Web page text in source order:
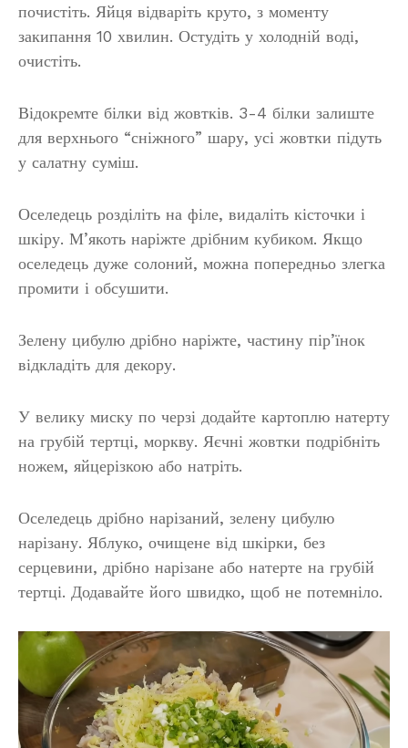
почистіть. Яйця відваріть круто, з моменту
закипання 10 хвилин. Остудіть у холодній воді,
очистіть.
Відокремте білки від жовтків. 3-4 білки залиште
для верхнього “сніжного” шару, усі жовтки підуть
у салатну суміш.
Оселедець розділіть на філе, видаліть кісточки і
шкіру. М’якоть наріжте дрібним кубиком. Якщо
оселедець дуже солоний, можна попередньо злегка
промити і обсушити.
Зелену цибулю дрібно наріжте, частину пір’їнок
відкладіть для декору.
У велику миску по черзі додайте картоплю натерту
на грубій тертці, моркву. Яєчні жовтки подрібніть
ножем, яйцерізкою або натріть.
Оселедець дрібно нарізаний, зелену цибулю
нарізану. Яблуко, очищене від шкірки, без
серцевини, дрібно нарізане або натерте на грубій
тертці. Додавайте його швидко, щоб не потемніло.